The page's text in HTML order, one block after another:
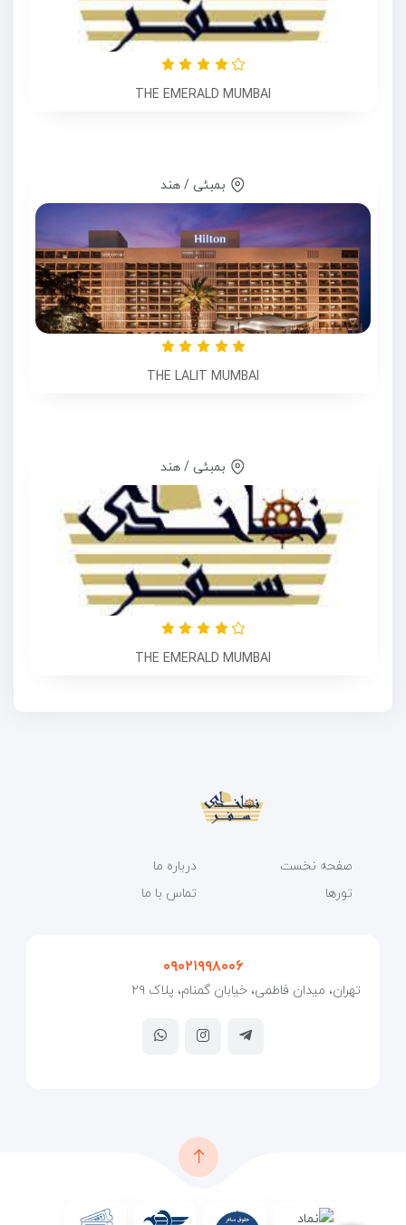
THE EMERALD MUMBAI
بمبئی / هند
THE LALIT MUMBAI
بمبئی / هند
THE EMERALD MUMBAI
صفحه نخست
تورها
درباره ما
تماس با ما
۰۹۰۲۱۹۹۸۰۰۶
تهران، میدان فاطمی، خیابان گمنام، پلاک ۲۹